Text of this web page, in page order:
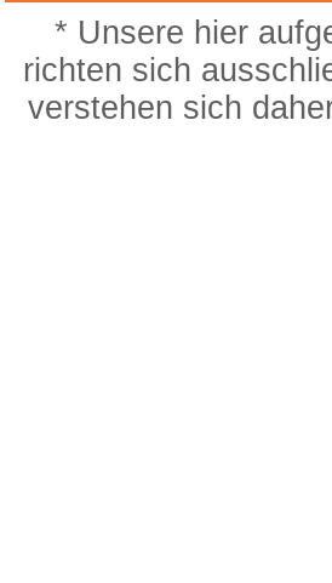
* Unsere hier
richten sich
verstehen sich